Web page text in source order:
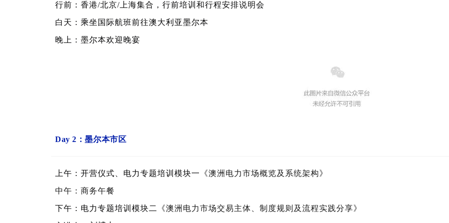
行前： 香港/北京/上海集合，行前培训和行程安排说明会
白天：乘坐国际航班前往澳大利亚墨尔本
晚上：墨尔本欢迎晚宴
Day 2：墨尔本市区
上午：开营仪式、电力专题培训模块一 《澳洲电力市场概览及系统架构》
中午：商务午餐
下午：电力专题培训模块二 《澳洲电力市场交易主体、制度规则及流程实践分享》